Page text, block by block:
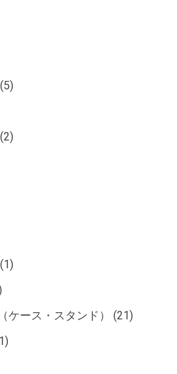
(5)
(2)
(1)
ケース・スタンド）
(21)